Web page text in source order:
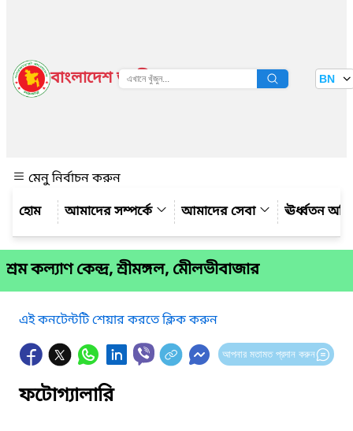
বাংলাদেশ জাতীয় তথ্য বাতায়ন BN
মেনু নির্বাচন করুন
আমাদের সম্পর্কে
আমাদের সেবা ঊর্ধ্বতন
শ্রম কল্যাণ কেন্দ্র, শ্রীমঙ্গল, মেীলভীবাজার
এই কনটেন্টটি শেয়ার করতে ক্লিক করুন
আপনার মতামত প্রদান করুন
ফটোগ্যালারি